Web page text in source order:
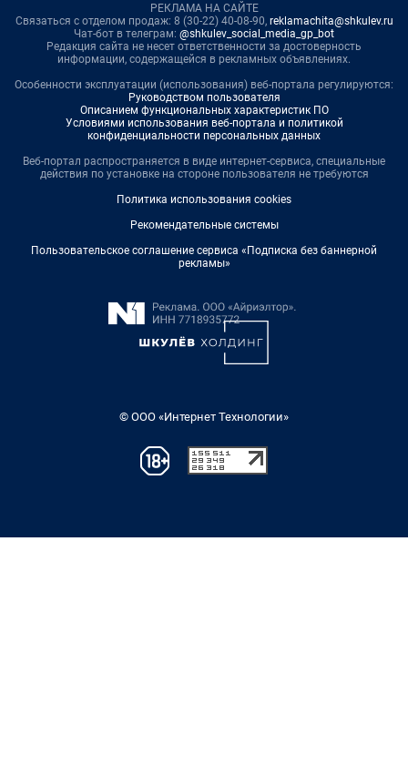
РЕКЛАМА НА САЙТЕ
Связаться с отделом продаж: 8 (30-22) 40-08-90, reklamachita@shkulev.ru
Чат-бот в телеграм: @shkulev_social_media_gp_bot
Редакция сайта не несет ответственности за достоверность
информации, содержащейся в рекламных объявлениях.
Особенности эксплуатации (использования) веб-портала регулируются:
Руководством пользователя
Описанием функциональных характеристик ПО
Условиями использования веб-портала и политикой
конфиденциальности персональных данных
Веб-портал распространяется в виде интернет-сервиса, специальные
действия по установке на стороне пользователя не требуются
Политика использования cookies
Рекомендательные системы
Пользовательское соглашение сервиса «Подписка без баннерной
рекламы»
© ООО «Интернет Технологии»